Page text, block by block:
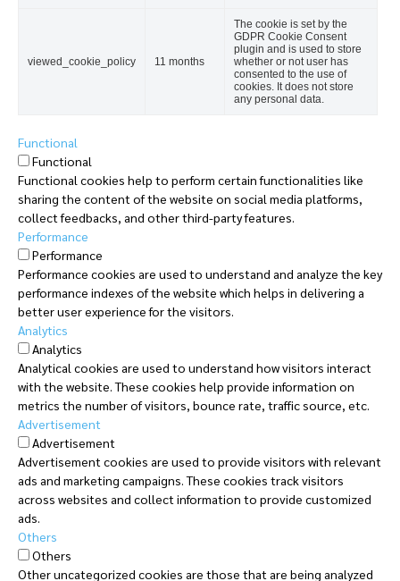
viewed_cookie_policy 11 months
The cookie is set by the
GDPR Cookie Consent
plugin and is used to store
whether or not user has
consented to the use of
cookies. It does not store
any personal data.
Functional
Functional
Functional cookies help to perform certain functionalities like
sharing the content of the website on social media platforms,
collect feedbacks, and other third-party features.
Performance
Performance
Performance cookies are used to understand and analyze the key
performance indexes of the website which helps in delivering a
better user experience for the visitors.
Analytics
Analytics
Analytical cookies are used to understand how visitors interact
with the website. These cookies help provide information on
metrics the number of visitors, bounce rate, traffic source, etc.
Advertisement
Advertisement
Advertisement cookies are used to provide visitors with relevant
ads and marketing campaigns. These cookies track visitors
across websites and collect information to provide customized
ads.
Others
Others
Other uncategorized cookies are those that are being analyzed